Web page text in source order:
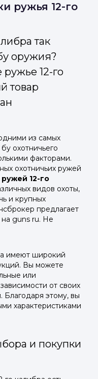
ружья 12-го
так
оружия?
12-го
товар
из самых
охотничьего
факторами.
охотничьих ружей
12-го
видов охоты,
и крупных
предлагает
guns ru. Не
имеют широкий
Вы можете
или
от своих
этому, вы
характеристиками
и покупки